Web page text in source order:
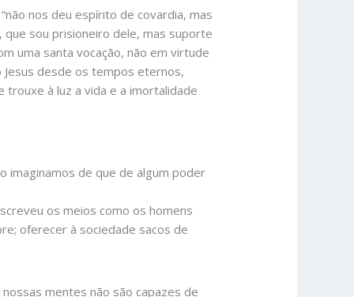
nos deu espírito de covardia, mas
sou prisioneiro dele, mas suporte
uma santa vocação, não em virtude
Jesus desde os tempos eternos,
trouxe à luz a vida e a imortalidade
imaginamos de que de algum poder
os meios como os homens
oferecer à sociedade sacos de
mentes não são capazes de